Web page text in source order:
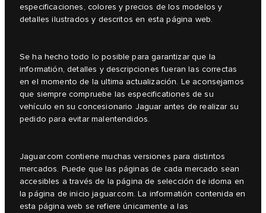
especificaciones, colores y precios de los modelos y
detalles ilustrados y descritos en esta página web.
Se ha hecho todo lo posible para garantizar que la
informatión, detalles y descripciones fueran las correctas
en el momento de la ultima actualización. Le aconsejamos
que siempre compruebe las especificationes de su
vehículo en su concesionario Jaguar antes de realizar su
pedido para evitar malentendidos.
Jaguar.com contiene muchas versiones para distintos
mercados. Puede que las páginas de cada mercado sean
accesibles a través de la página de selección de idoma en
la página de inicio jaguar.com. La informatión contenida en
esta página web se refiere únicamente a las